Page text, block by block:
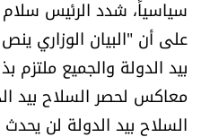
سياسياً، شدد الرئيس
على أن "البيان الوزاري
بيد الدولة والجميع ملتزم
معاكس لحصر السلاح بيد
السلاح بيد الدولة لن